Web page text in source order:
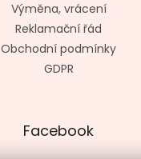
Výměna, vrácení
Reklamační řád
Obchodní podmínky
GDPR
Facebook